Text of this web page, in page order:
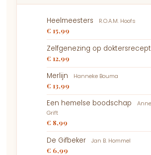
Heelmeesters R.O.A.M. Hoofs
€ 15,99
Zelfgenezing op doktersrecept
€ 12,99
Merlijn Hanneke Bouma
€ 13,99
Een hemelse boodschap
Grift
€ 8,99
De Gifbeker Jan B. Hommel
€ 6,99